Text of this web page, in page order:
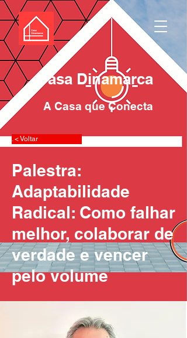
Casa Dinamarca
A Casa que Conecta
. < Voltar
Palestra:
Adaptabilidade
Radical: Como falhar
melhor, colaborar de
verdade e vencer
pelo volume